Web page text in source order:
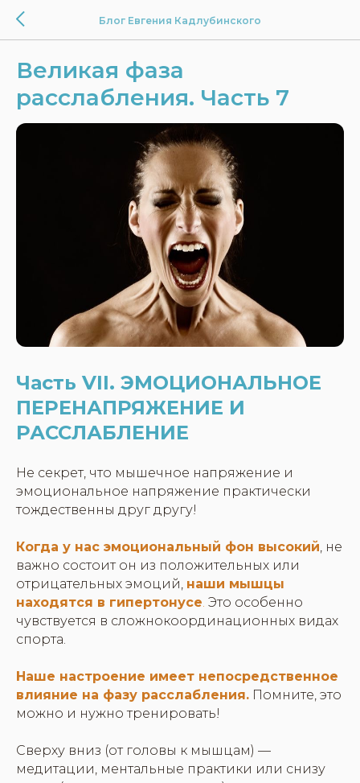
Блог Евгения Кадлубинского
Великая фаза
расслабления. Часть 7
Часть VII. ЭМОЦИОНАЛЬНОЕ
ПЕРЕНАПРЯЖЕНИЕ И
РАССЛАБЛЕНИЕ
Не секрет, что мышечное напряжение и
эмоциональное напряжение практически
тождественны друг другу!
Когда у нас эмоциональный фон высокий, не
важно состоит он из положительных или
отрицательных эмоций, наши мышцы
находятся в гипертонусе. Это особенно
чувствуется в сложнокоординационных видах
спорта.
Наше настроение имеет непосредственное
влияние на фазу расслабления. Помните, это
можно и нужно тренировать!
Сверху вниз (от головы к мышцам) —
медитации, ментальные практики или снизу